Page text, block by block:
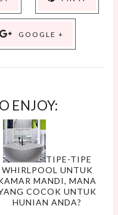
GOOGLE +
ENJOY:
TIPE-TIPE
WHIRLPOOL UNTUK
MANDI, MANA
COCOK UNTUK
HUNIAN ANDA?